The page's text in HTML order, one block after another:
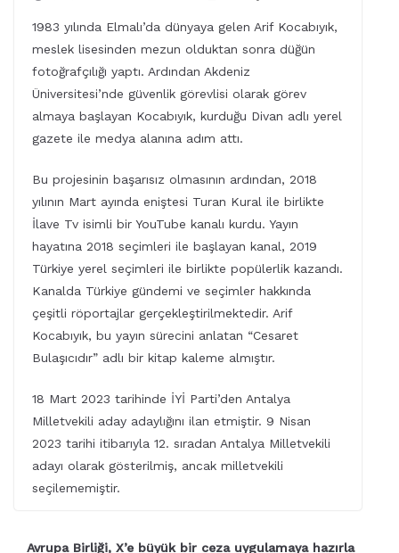
1983 yılında Elmalı’da dünyaya gelen Arif Kocabıyık,
meslek lisesinden mezun olduktan sonra düğün
fotoğrafçılığı yaptı. Ardından Akdeniz
Üniversitesi’nde güvenlik görevlisi olarak görev
almaya başlayan Kocabıyık, kurduğu Divan adlı yerel
gazete ile medya alanına adım attı.
Bu projesinin başarısız olmasının ardından, 2018
yılının Mart ayında eniştesi Turan Kural ile birlikte
İlave Tv isimli bir YouTube kanalı kurdu. Yayın
hayatına 2018 seçimleri ile başlayan kanal, 2019
Türkiye yerel seçimleri ile birlikte popülerlik kazandı.
Kanalda Türkiye gündemi ve seçimler hakkında
çeşitli röportajlar gerçekleştirilmektedir. Arif
Kocabıyık, bu yayın sürecini anlatan “Cesaret
Bulaşıcıdır” adlı bir kitap kaleme almıştır.
18 Mart 2023 tarihinde İYİ Parti’den Antalya
Milletvekili aday adaylığını ilan etmiştir. 9 Nisan
2023 tarihi itibarıyla 12. sıradan Antalya Milletvekili
adayı olarak gösterilmiş, ancak milletvekili
seçilememiştir.
Avrupa Birliği, X’e büyük bir ceza uygulamaya hazırla